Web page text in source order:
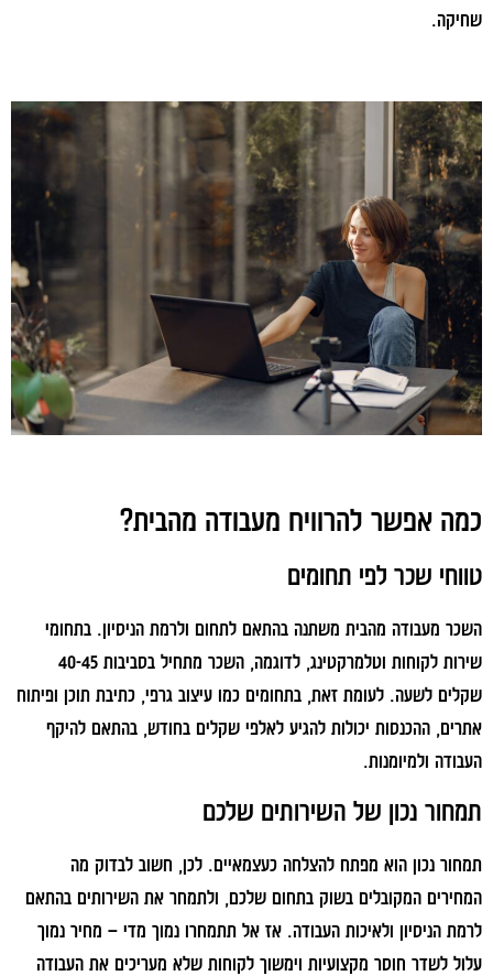
שחיקה.
כמה אפשר להרוויח מעבודה מהבית?
טווחי שכר לפי תחומים
השכר מעבודה מהבית משתנה בהתאם לתחום ולרמת הניסיון. בתחומי
שירות לקוחות וטלמרקטינג, לדוגמה, השכר מתחיל בסביבות 40-45
שקלים לשעה. לעומת זאת, בתחומים כמו עיצוב גרפי, כתיבת תוכן ופיתוח
אתרים, ההכנסות יכולות להגיע לאלפי שקלים בחודש, בהתאם להיקף
העבודה ולמיומנות.
תמחור נכון של השירותים שלכם
תמחור נכון הוא מפתח להצלחה כעצמאיים. לכן, חשוב לבדוק מה
המחירים המקובלים בשוק בתחום שלכם, ולתמחר את השירותים בהתאם
לרמת הניסיון ולאיכות העבודה. אז אל תתמחרו נמוך מדי – מחיר נמוך
עלול לשדר חוסר מקצועיות וימשוך לקוחות שלא מעריכים את העבודה